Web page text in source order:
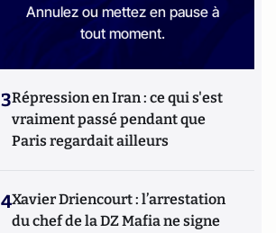
Annulez ou mettez en pause à
tout moment.
3Répression en Iran : ce qui s'est
vraiment passé pendant que
Paris regardait ailleurs
4Xavier Driencourt : l’arrestation
du chef de la DZ Mafia ne signe